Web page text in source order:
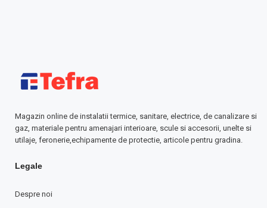
Magazin online de instalatii termice, sanitare, electrice, de canalizare si
gaz, materiale pentru amenajari interioare, scule si accesorii, unelte si
utilaje, feronerie,echipamente de protectie, articole pentru gradina.
Legale
Despre noi